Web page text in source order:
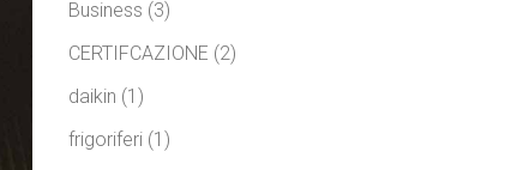
Business (3)
CERTIFCAZIONE (2)
daikin (1)
frigoriferi(1)